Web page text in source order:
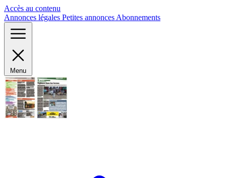
Accès au contenu
Annonces légales Petites annonces Abonnements
Menu
Panneau de gestion des cookies